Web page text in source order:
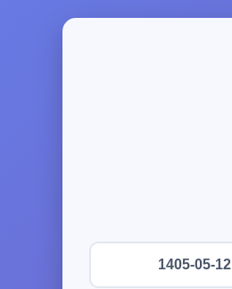
1405-05-12